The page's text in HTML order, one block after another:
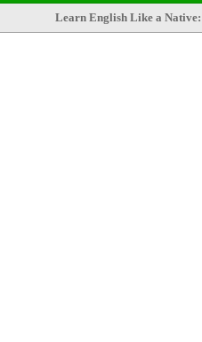
Learn English Like a